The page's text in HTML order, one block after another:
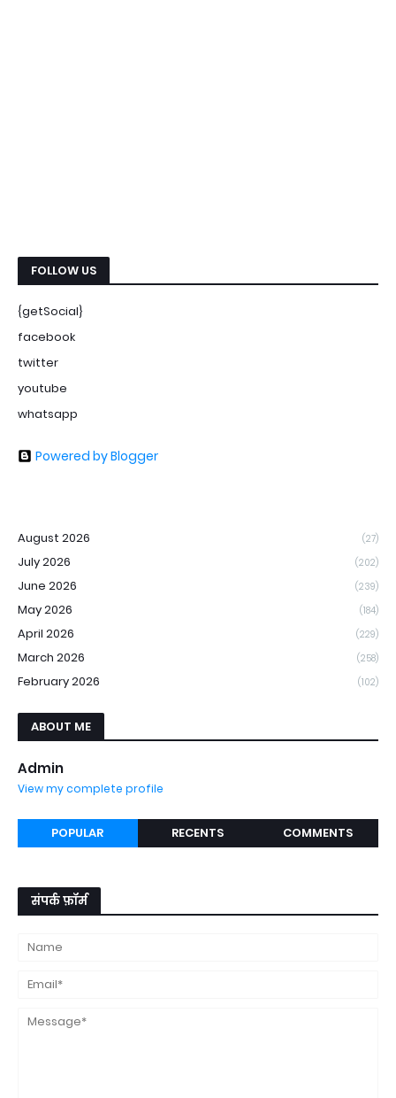
FOLLOW US
{getSocial}
facebook
twitter
youtube
whatsapp
Powered by Blogger
August 2026 (27)
July 2026 (202)
June 2026 (239)
May 2026 (184)
April 2026 (229)
March 2026 (258)
February 2026 (102)
ABOUT ME
Admin
View my complete profile
POPULAR RECENTS COMMENTS
संपर्क फ़ॉर्म